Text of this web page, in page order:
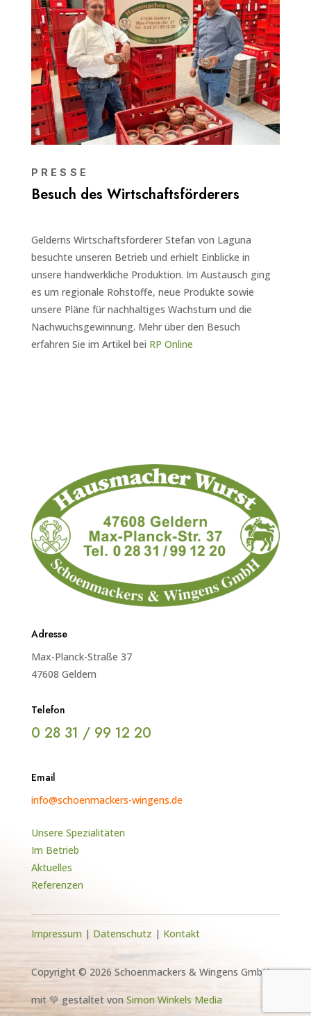
PRESSE
Besuch des Wirtschaftsförderers
Gelderns Wirtschaftsförderer Stefan von Laguna
besuchte unseren Betrieb und erhielt Einblicke in
unsere handwerkliche Produktion. Im Austausch ging
es um regionale Rohstoffe, neue Produkte sowie
unsere Pläne für nachhaltiges Wachstum und die
Nachwuchsgewinnung. Mehr über den Besuch
erfahren Sie im Artikel bei RP Online
Adresse
Max-Planck-Straße 37
47608 Geldern
Telefon
0 28 31 / 99 12 20
Email
info@schoenmackers-wingens.de
Unsere Spezialitäten
Im Betrieb
Aktuelles
Referenzen
Impressum| Datenschutz | Kontakt
Copyright © 2026 Schoenmackers & Wingens GmbH
mit 💚 gestaltet von Simon Winkels Media